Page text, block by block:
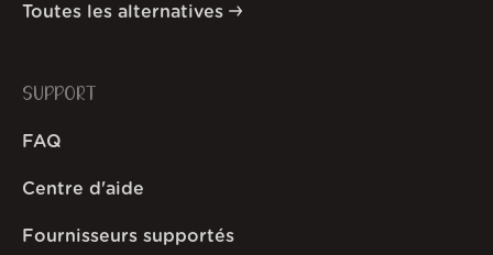
Toutes les alternatives
SUPPORT
FAQ
Centre d'aide
Fournisseurs supportés